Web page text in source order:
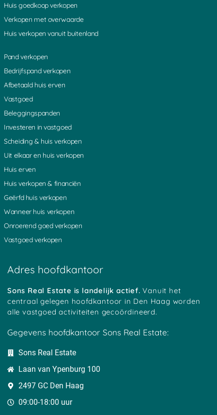
Huis goedkoop verkopen
Verkopen met overwaarde
Huis verkopen vanuit buitenland
Pand verkopen
Bedrijfspand verkopen
Afbetaald huis erven
Vastgoed
Beleggingspanden
Investeren in vastgoed
Scheiding & huis verkopen
Uit elkaar en huis verkopen
Huis erven
Huis verkopen & financiën
Geërfd huis verkopen
Wanneer huis verkopen
Onroerend goed verkopen
Vastgoed verkopen
Adres hoofdkantoor
Sons Real Estate is landelijk actief.Vanuit het
centraal gelegen hoofdkantoor in Den Haag worden
alle vastgoed activiteiten gecoördineerd.
Gegevens hoofdkantoor Sons Real Estate:
Sons Real Estate
Laan van Ypenburg 100
2497 GC Den Haag
09:00-18:00 uur